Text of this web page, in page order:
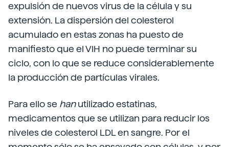
expulsión de nuevos virus de la célula y su
extensión. La dispersión del colesterol
acumulado en estas zonas ha puesto de
manifiesto que el VIH no puede terminar su
ciclo, con lo que se reduce considerablemente
la producción de partículas virales.
Para ello se hanutilizado estatinas,
medicamentos que se utilizan para reducir los
niveles de colesterol LDL en sangre. Por el